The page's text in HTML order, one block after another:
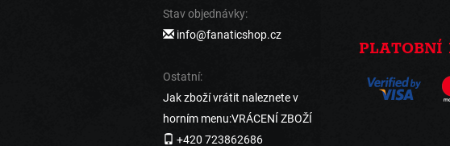
Stav objednávky:
info@fanaticshop.cz
Ostatní:
Jak zboží vrátit naleznete v
horním menu:VRÁCENÍ ZBOŽÍ
+420 723862686
PLATOBNÍ